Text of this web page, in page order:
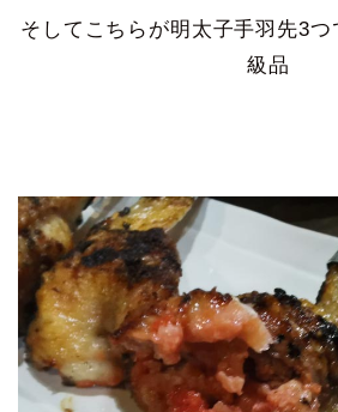
そしてこちらが明太子手羽先3
級品